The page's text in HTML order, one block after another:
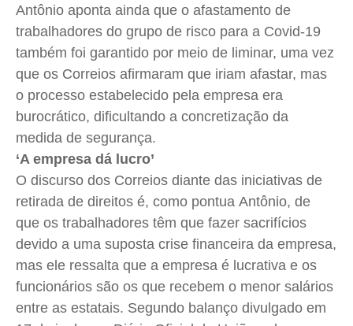
Antônio aponta ainda que o afastamento de
trabalhadores do grupo de risco para a Covid-19
também foi garantido por meio de liminar, uma vez
que os Correios afirmaram que iriam afastar, mas
o processo estabelecido pela empresa era
burocrático, dificultando a concretização da
medida de segurança.
‘A empresa dá lucro’
O discurso dos Correios diante das iniciativas de
retirada de direitos é, como pontua Antônio, de
que os trabalhadores têm que fazer sacrifícios
devido a uma suposta crise financeira da empresa,
mas ele ressalta que a empresa é lucrativa e os
funcionários são os que recebem o menor salários
entre as estatais. Segundo balanço divulgado em